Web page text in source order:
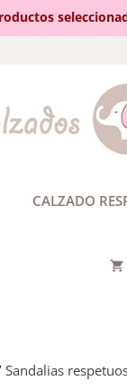
CALZADO
Sandalias